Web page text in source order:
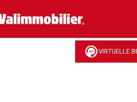
VIRTUELLE